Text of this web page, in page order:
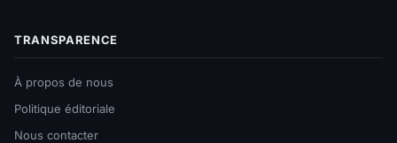
TRANSPARENCE
À propos de nous
Politique éditoriale
Nous contacter